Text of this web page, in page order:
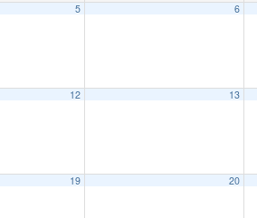
5 6
12 13
19 20